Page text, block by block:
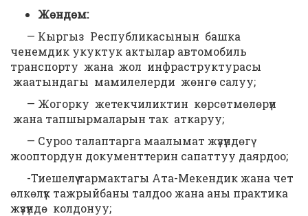
Жөндөм:
— Кыргыз Республикасынын башка
ченемдик укуктук актылар автомобиль
транспорту жана жол инфраструктурасы
жаатындагы мамилелерди жөнгө салуу;
— Жогорку жетекчиликтин көрсөтмөлөрүн
жана тапшырмаларын так аткаруу;
— Суроо талаптарга маалымат жүзүндөгү
жооптордун документтерин сапаттуу даярдоо;
-Тиешелүү тармактагы Ата-Мекендик жана чет
өлкөлүк тажрыйбаны талдоо жана аны практика
жүзүндө колдонуу;